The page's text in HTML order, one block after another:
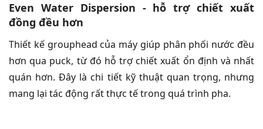
Even Water Dispersion - hỗ trợ chiết xuất
đồng đều hơn
Thiết kế grouphead của máy giúp phân phối nước đều
hơn qua puck, từ đó hỗ trợ chiết xuất ổn định và nhất
quán hơn. Đây là chi tiết kỹ thuật quan trọng, nhưng
mang lại tác động rất thực tế trong quá trình pha.